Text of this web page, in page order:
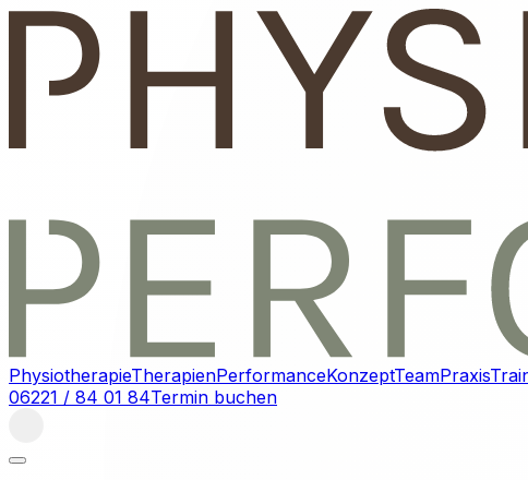
PhysiotherapieTherapienPerformanceKonzeptTeamPraxis
06221 / 84 01 84Termin buchen